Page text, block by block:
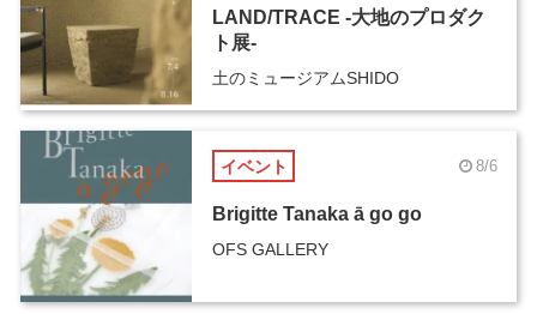
LAND/TRACE -大地のプロダク
ト展-
土のミュージアムSHIDO
イベント 8/6
Brigitte Tanaka ā go go
OFS GALLERY